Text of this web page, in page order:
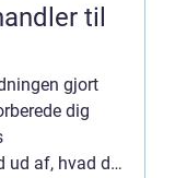
til
gjort
dig
ud af, hvad du